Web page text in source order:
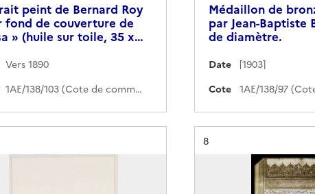
peint de Bernard Roy
fond de couverture de
» (huile sur toile, 35 x…
Vers 1890
1AE/138/103 (Cote de commande)
Médaillon de
par Jean-Baptiste
de diamètre.
Date
[1903]
Cote
n° Résultat n°
8